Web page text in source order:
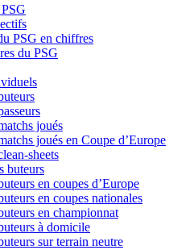
PSG en chiffres
du PSG
joués
joués en Coupe d’Europe
sheets
buteurs
en coupes d’Europe
en coupes nationales
en championnat
à domicile
sur terrain neutre